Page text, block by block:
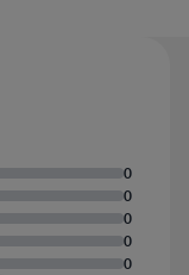
0
0
0
0
0